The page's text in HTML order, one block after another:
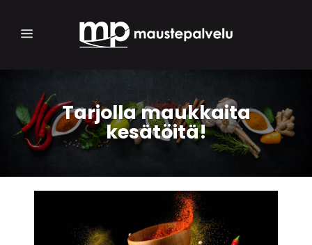
Tarjolla maukkaita
kesätöitä!